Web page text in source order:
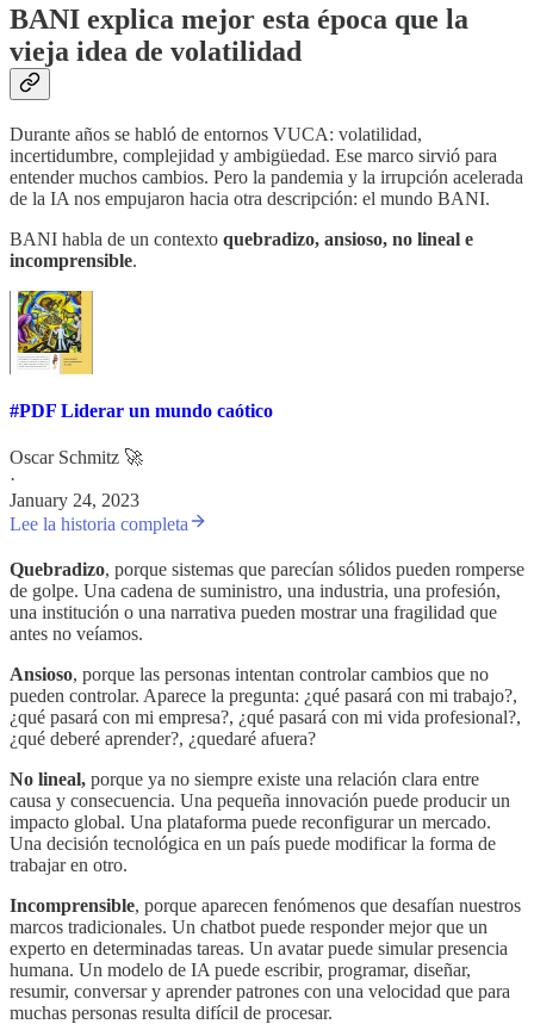
BANI explica mejor esta época que la
vieja idea de volatilidad
Durante años se habló de entornos VUCA: volatilidad,
incertidumbre, complejidad y ambigüedad. Ese marco sirvió para
entender muchos cambios. Pero la pandemia y la irrupción acelerada
de la IA nos empujaron hacia otra descripción: el mundo BANI.
BANI habla de un contexto quebradizo, ansioso, no lineal e
incomprensible.
#PDF Liderar un mundo caótico
Oscar Schmitz 🚀
·
January 24, 2023
Lee la historia completa
Quebradizo, porque sistemas que parecían sólidos pueden romperse
de golpe. Una cadena de suministro, una industria, una profesión,
una institución o una narrativa pueden mostrar una fragilidad que
antes no veíamos.
Ansioso, porque las personas intentan controlar cambios que no
pueden controlar. Aparece la pregunta: ¿qué pasará con mi trabajo?,
¿qué pasará con mi empresa?, ¿qué pasará con mi vida profesional?,
¿qué deberé aprender?, ¿quedaré afuera?
No lineal, porque ya no siempre existe una relación clara entre
causa y consecuencia. Una pequeña innovación puede producir un
impacto global. Una plataforma puede reconfigurar un mercado.
Una decisión tecnológica en un país puede modificar la forma de
trabajar en otro.
Incomprensible, porque aparecen fenómenos que desafían nuestros
marcos tradicionales. Un chatbot puede responder mejor que un
experto en determinadas tareas. Un avatar puede simular presencia
humana. Un modelo de IA puede escribir, programar, diseñar,
resumir, conversar y aprender patrones con una velocidad que para
muchas personas resulta difícil de procesar.